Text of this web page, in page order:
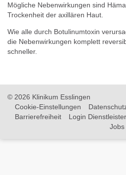
Mögliche Nebenwirkungen sind
Trockenheit der axillären Haut.
Wie alle durch Botulinumtoxin
die Nebenwirkungen komplett
schneller.
© 2026 Klinikum Esslingen
Cookie-Einstellungen
Barrierefreiheit
Login Dienstleister
Jobs